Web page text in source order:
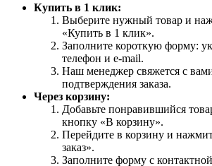
Купить в 1 клик:
Выберите нужный товар и
«Купить в 1 клик».
Заполните короткую форму:
телефон и e-mail.
Наш менеджер свяжется с
подтверждения заказа.
Через корзину:
Добавьте понравившийся
кнопку «В корзину».
Перейдите в корзину и
заказ».
Заполните форму с